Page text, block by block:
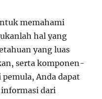
memahami
hal yang
yang luas
serta komponen-
Anda dapat
dari